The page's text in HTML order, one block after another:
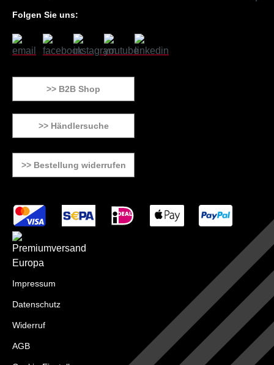
Folgen Sie uns:
>> B2B Shop
>> Händlersuche
>> Bestellung widerrufen
Impressum
Datenschutz
Widerruf
AGB